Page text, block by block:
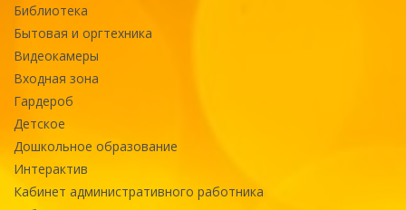
Библиотека
Бытовая и оргтехника
Видеокамеры
Входная зона
Гардероб
Детское
Дошкольное образование
Интерактив
Кабинет административного работника